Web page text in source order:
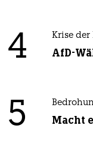
4 Krise der
AfD-
5 Macht